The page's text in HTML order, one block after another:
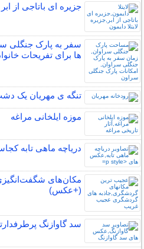
جزیره ای باتاجی از ابر
سفر به پارک جنگلی
ها برای تفریحات
تنگه ی مهریان یک
موزه ایلخانی مراغه
دریاچه ماهی تابه
مکان‌های شگفت‌انگیزی
(+عکس)
سد گاوازنگ